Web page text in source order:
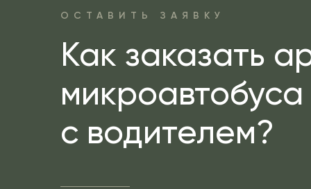
ОСТАВИТЬ ЗАЯВКУ
Как заказать
микроавтобуса
с водителем?